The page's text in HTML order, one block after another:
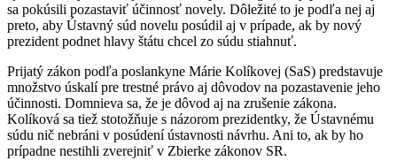
sa pokúsili pozastaviť účinnosť novely. Dôležité to je podľa nej aj
preto, aby Ústavný súd novelu posúdil aj v prípade, ak by nový
prezident podnet hlavy štátu chcel zo súdu stiahnuť.
Prijatý zákon podľa poslankyne Márie Kolíkovej (SaS) predstavuje
množstvo úskalí pre trestné právo aj dôvodov na pozastavenie jeho
účinnosti. Domnieva sa, že je dôvod aj na zrušenie zákona.
Kolíková sa tiež stotožňuje s názorom prezidentky, že Ústavnému
súdu nič nebráni v posúdení ústavnosti návrhu. Ani to, ak by ho
prípadne nestihli zverejniť v Zbierke zákonov SR.